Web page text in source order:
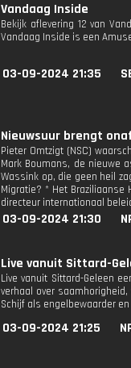
Vandaag Inside
Bekijk aflevering 12 van
Vandaag Inside is een
03-09-2024 21:35
Nieuwsuur brengt
Pieter Omtzigt (NSC)
Mark Boumans, de nieuwe
Wassink op, die geen heil
Migratie? * Het
directeur internationaal
03-09-2024 21:30
Live vanuit Sittard-
Live vanuit Sittard-Geleen
verhaal over
Schijf als engelbewaarder
03-09-2024 21:25